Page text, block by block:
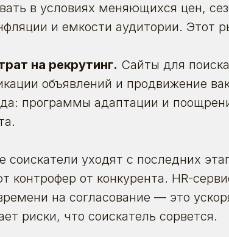
в условиях меняющихся цен,
и емкости аудитории. Этот
на рекрутинг. Сайты для
объявлений и продвижение
программы адаптации и
соискатели уходят с последних
контрофер от конкурента. HR-
на согласование — это
риски, что соискатель сорвется.